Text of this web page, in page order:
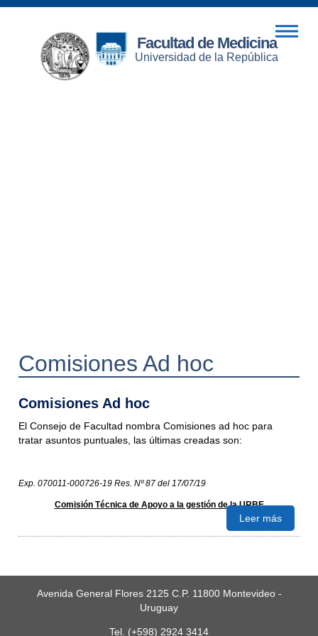
Facultad de Medicina
Universidad de la República
Comisiones Ad hoc
Comisiones Ad hoc
El Consejo de Facultad nombra Comisiones ad hoc para
tratar asuntos puntuales, las últimas creadas son:
Exp. 070011-000726-19 Res. Nº 87 del 17/07/19
Comisión Técnica de Apoyo a la gestión de la URBE
Leer más
Avenida General Flores 2125 C.P. 11800 Montevideo -
Uruguay
Tel. (+598) 2924 3414